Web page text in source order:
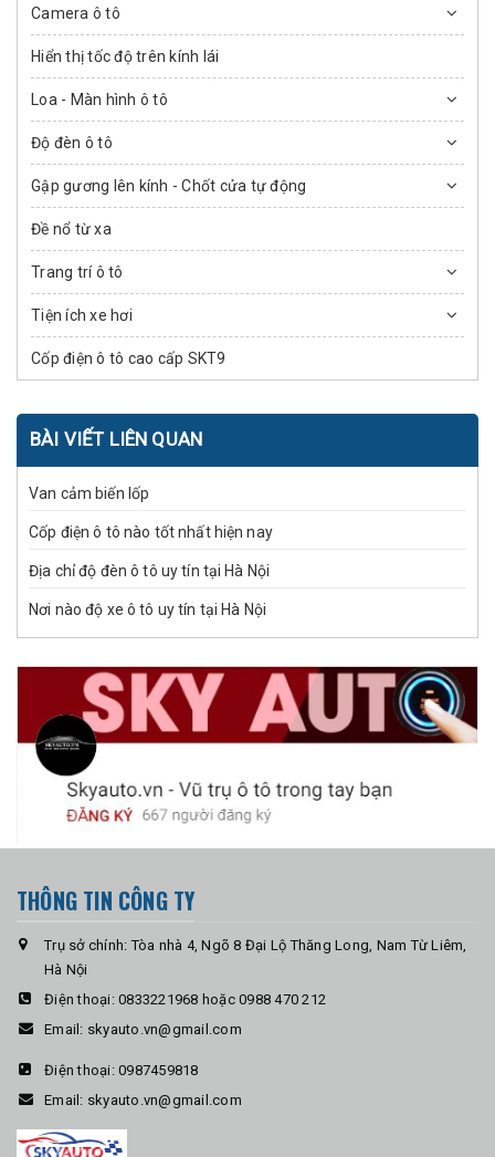
Camera ô tô
Hiển thị tốc độ trên kính lái
Loa - Màn hình ô tô
Độ đèn ô tô
Gập gương lên kính - Chốt cửa tự động
Đề nổ từ xa
Trang trí ô tô
Tiện ích xe hơi
Cốp điện ô tô cao cấp SKT9
BÀI VIẾT LIÊN QUAN
Van cảm biến lốp
Cốp điện ô tô nào tốt nhất hiện nay
Địa chỉ độ đèn ô tô uy tín tại Hà Nội
Nơi nào độ xe ô tô uy tín tại Hà Nội
THÔNG TIN CÔNG TY
Trụ sở chính: Tòa nhà 4, Ngõ 8 Đại Lộ Thăng Long, Nam Từ Liêm,
Hà Nội
Điện thoại: 0833221968 hoặc 0988 470 212
Email: skyauto.vn@gmail.com
Điện thoại: 0987459818
Email: skyauto.vn@gmail.com